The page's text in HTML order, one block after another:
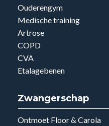
Ouderengym
Medische training
Artrose
COPD
CVA
Etalagebenen
Zwangerschap
Ontmoet Floor & Carola